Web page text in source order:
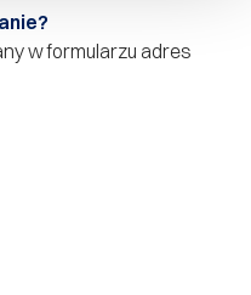
w formularzu adres